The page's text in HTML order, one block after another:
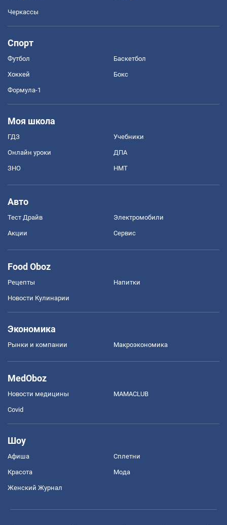
Черкассы
Спорт
Футбол Баскетбол
Хоккей Бокс
Формула-1
Моя школа
ГДЗ Учебники
Онлайн уроки ДПА
ЗНО НМТ
Авто
Тест Драйв Электромобили
Акции Сервис
Food Oboz
Рецепты Напитки
Новости Кулинарии
Экономика
Рынки и компании Mакроэкономика
MedOboz
Новости медицины MAMACLUB
Covid
Шоу
Афиша Сплетни
Красота Мода
Женский Журнал